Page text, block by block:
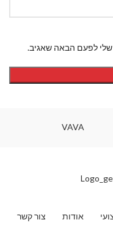
לפעם הבאה שאגיב.
VAVA
אודות צור קשר